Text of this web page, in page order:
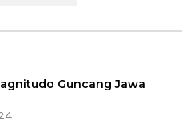
Guncang Jawa